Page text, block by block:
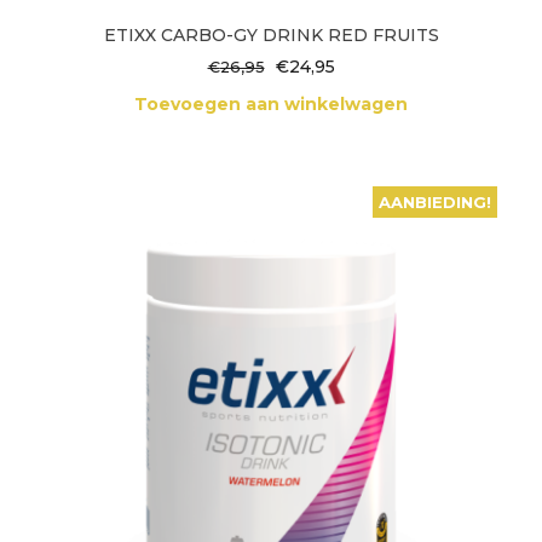
ETIXX CARBO-GY DRINK RED FRUITS
€26,95
Oorspronkelijke
was:
€24,95Huidige
is:
Toevoegen aan winkelwagen
AANBIEDING!